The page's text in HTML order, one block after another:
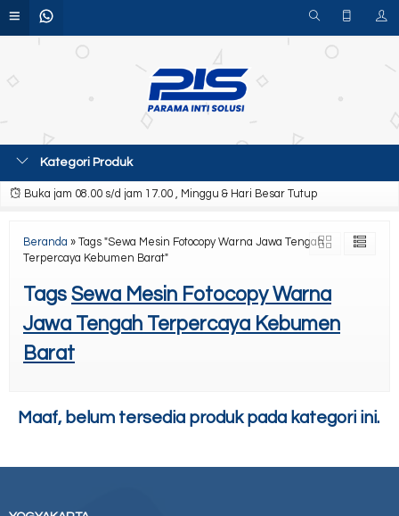
Kategori Produk
Buka jam 08.00 s/d jam 17.00 , Minggu & Hari Besar Tutup
Beranda » Tags "Sewa Mesin Fotocopy Warna Jawa Tengah
Terpercaya Kebumen Barat"
Tags Sewa Mesin Fotocopy Warna
Jawa Tengah Terpercaya Kebumen
Barat
Maaf, belum tersedia produk pada kategori ini.